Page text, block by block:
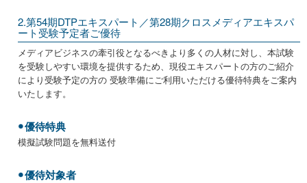
2.第54期DTPエキスパート／第28期クロスメディアエキスパ
ート受験予定者ご優待
メディアビジネスの牽引役となるべきより多くの人材に対し、本試験
を受験しやすい環境を提供するため、現役エキスパートの方のご紹介
により受験予定の方の 受験準備にご利用いただける優待特典をご案内
いたします。
優待特典
模擬試験問題を無料送付
優待対象者